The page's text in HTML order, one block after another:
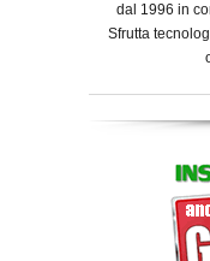
dal 1996 in
Sfrutta